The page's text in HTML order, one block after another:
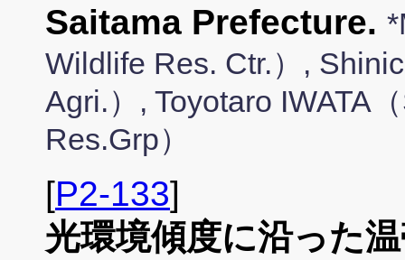
Saitama Prefecture.
Wildlife Res. Ctr.）,
Agri.）, Toyotaro IWATA
Res.Grp）
[P2-133]
光環境傾度に沿った